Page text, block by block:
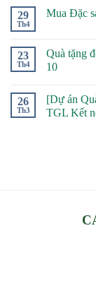
29
Th4
Mua Đặc
23
Th4
Quà tặng
10
26
Th3
[Dự án
TGL Kết